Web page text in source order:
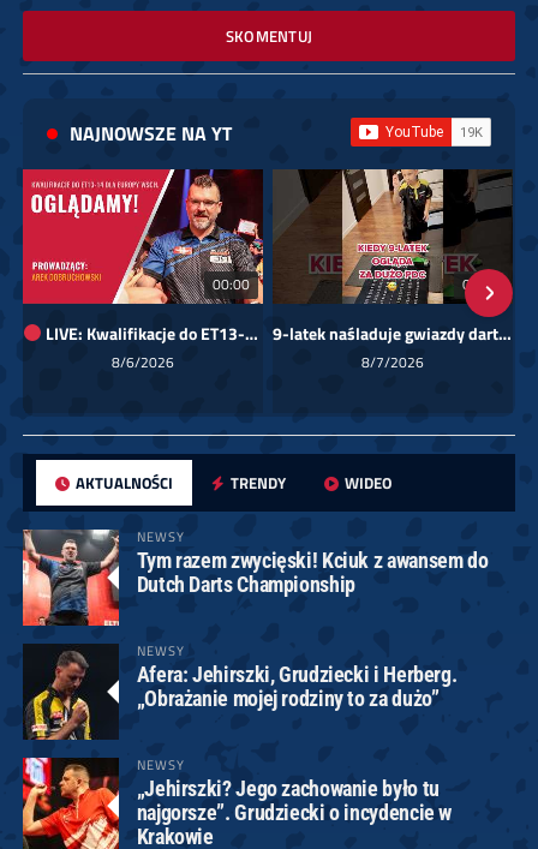
SKOMENTUJ
NAJNOWSZE NA YT
00:00
LIVE: Kwalifikacje do ET13-14 dla Europy Wschodniej
8/6/2026
01:08
9-latek naśladuje gwiazdy darta!
8/7/2026
AKTUALNOŚCI TRENDY WIDEO
NEWSY
Tym razem zwycięski! Kciuk z awansem do
Dutch Darts Championship
NEWSY
Afera: Jehirszki, Grudziecki i Herberg.
„Obrażanie mojej rodziny to za dużo”
NEWSY
„Jehirszki? Jego zachowanie było tu
najgorsze”. Grudziecki o incydencie w
Krakowie